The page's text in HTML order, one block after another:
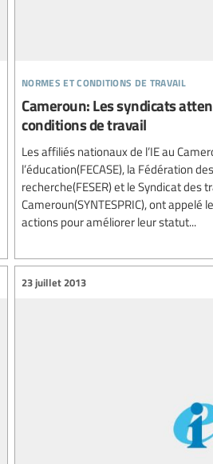
normes et conditions de travail
Cameroun: Les syndicats
conditions de travail
Les affiliés nationaux de l’IE au
l’éducation(FECASE), la Fédération
recherche(FESER) et le Syndicat
Cameroun(SYNTESPRIC), ont
actions pour améliorer leur statut...
23 juillet 2013